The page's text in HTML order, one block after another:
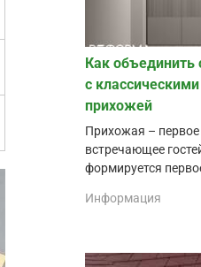
Как
с
прихожей
Прихожая –
встречающее
формируется
Информация